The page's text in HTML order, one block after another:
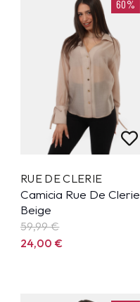
60%
RUE DE CLERIE
Camicia Rue De Clerie
Beige
59,99€
24,00€